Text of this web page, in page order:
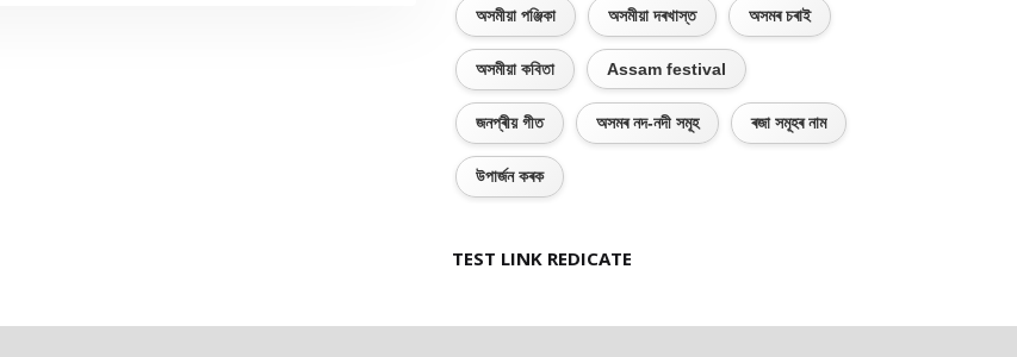
অসমীয়া পঞ্জিকা অসমীয়া দৰখাস্ত অসমৰ চৰাই
অসমীয়া কবিতা Assam festival
জনপ্ৰীয় গীত অসমৰ নদ-নদী সমূহ ৰজা সমূহৰ নাম
উপাৰ্জন কৰক
TEST LINK REDICATE